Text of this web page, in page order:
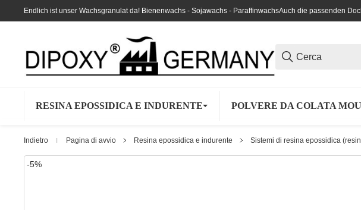
Endlich ist unser Wachsgranulat da! Bienenwachs - Sojawachs - ParaffinwachsAuch die passenden
RESINA EPOSSIDICA E INDURENTE POLVERE DA COLATA
Indietro Pagina di avvio Resina epossidica e indurente Sistemi di resina epossidica
-5%